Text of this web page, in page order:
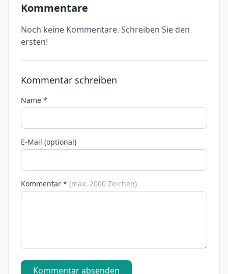
Kommentare
Noch keine Kommentare. Schreiben Sie den
ersten!
Kommentar schreiben
Name *
E-Mail (optional)
Kommentar * (max. 2000 Zeichen)
Kommentar absenden